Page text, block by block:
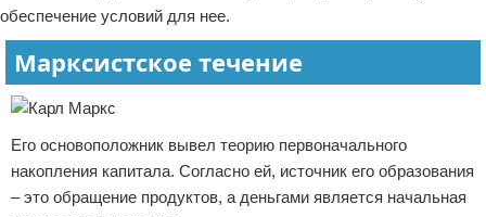
обеспечение условий для нее.
Марксистское течение
Его основоположник вывел теорию первоначального
накопления капитала. Согласно ей, источник его образования
– это обращение продуктов, а деньгами является начальная